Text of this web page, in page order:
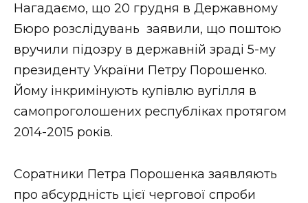
Нагадаємо, що 20 грудня в Державному
Бюро розслідувань заявили, що поштою
вручили підозру в державній зраді 5-му
президенту України Петру Порошенко.
Йому інкримінують купівлю вугілля в
самопроголошених республіках протягом
2014-2015 років.
Соратники Петра Порошенка заявляють
про абсурдність цієї чергової спроби